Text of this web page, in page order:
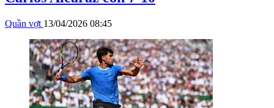
Quần vợt 13/04/2026 08:45